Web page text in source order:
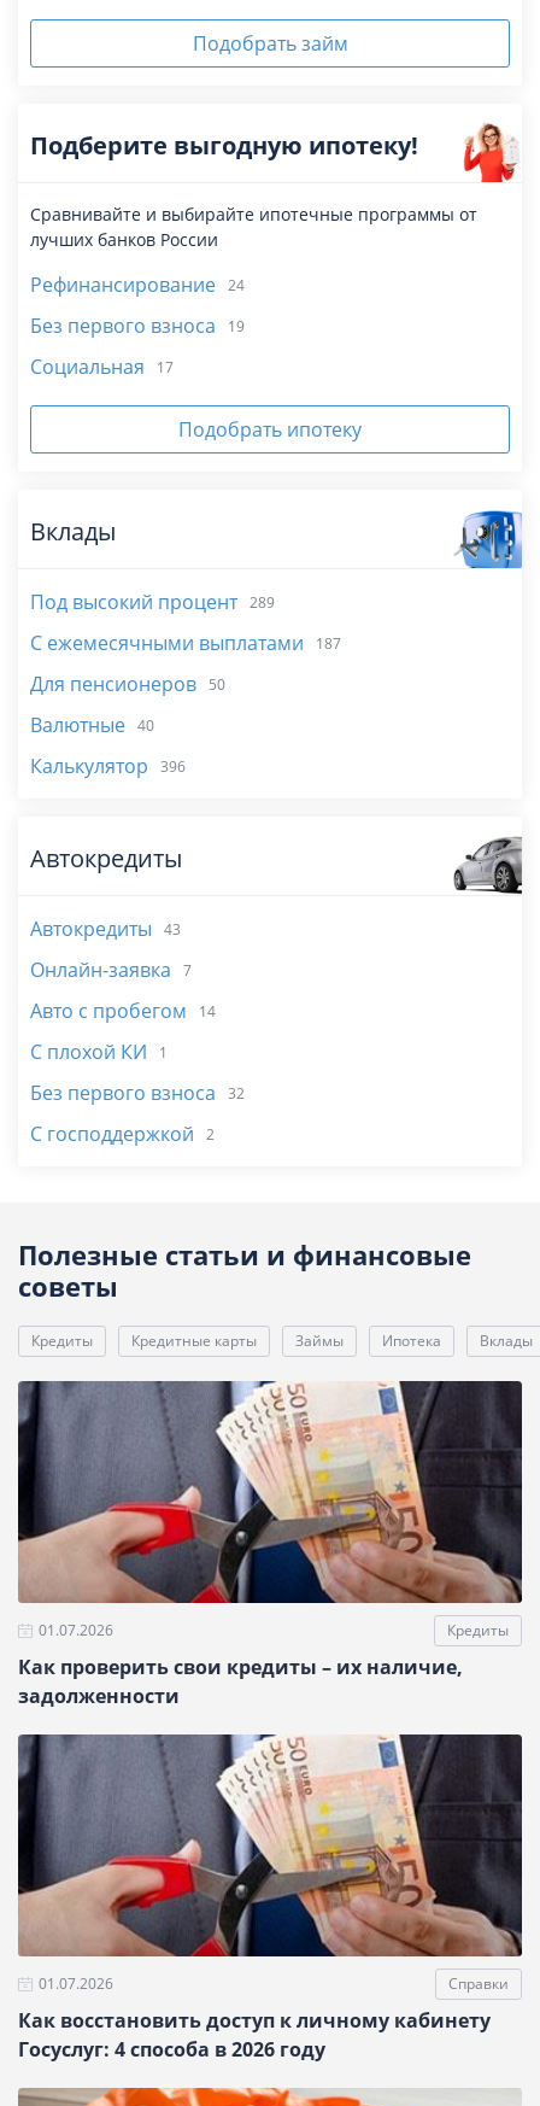
Подобрать займ
Подберите выгодную ипотеку!
Сравнивайте и выбирайте ипотечные программы от
лучших банков России
Рефинансирование 24
Без первого взноса 19
Социальная 17
Подобрать ипотеку
Вклады
Под высокий процент 289
С ежемесячными выплатами 187
Для пенсионеров 50
Валютные 40
Калькулятор 396
Автокредиты
Автокредиты 43
Онлайн-заявка 7
Авто с пробегом 14
С плохой КИ 1
Без первого взноса 32
С господдержкой 2
Полезные статьи и финансовые
советы
Кредиты Кредитные карты Займы Ипотека Вклады
01.07.2026 Кредиты
Как проверить свои кредиты – их наличие,
задолженности
01.07.2026 Справки
Как восстановить доступ к личному кабинету
Госуслуг: 4 способа в 2026 году